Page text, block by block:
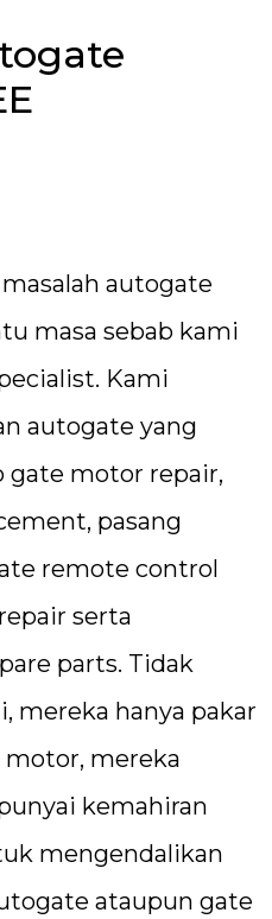
autogate
masa sebab kami
Kami
autogate yang
motor repair,
pasang
remote control
serta
parts. Tidak
mereka hanya pakar
mereka
kemahiran
mengendalikan
ataupun gate